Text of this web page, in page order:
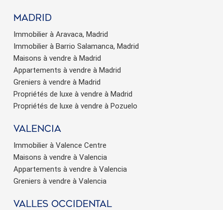
Madrid
Immobilier à Aravaca, Madrid
Immobilier à Barrio Salamanca, Madrid
Maisons à vendre à Madrid
Appartements à vendre à Madrid
Greniers à vendre à Madrid
Propriétés de luxe à vendre à Madrid
Propriétés de luxe à vendre à Pozuelo
valencia
Immobilier à Valence Centre
Maisons à vendre à Valencia
Appartements à vendre à Valencia
Greniers à vendre à Valencia
valles occidental